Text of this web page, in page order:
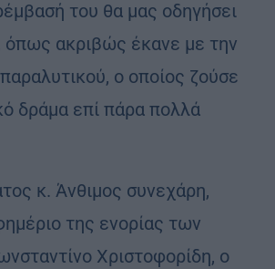
του θα μας οδηγήσει
όπως ακριβώς έκανε με την
ο οποίος ζούσε
δράμα επί πάρα πολλά
κ. Άνθιμος συνεχάρη,
της ενορίας των
Χριστοφορίδη, ο